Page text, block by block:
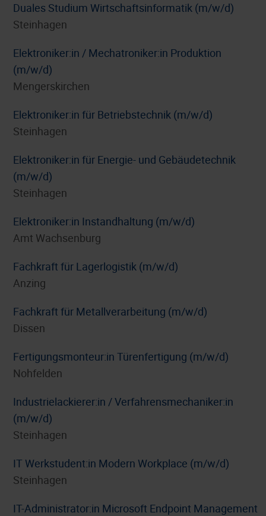
Duales Studium Wirtschaftsinformatik (m/w/d)
Steinhagen
Elektroniker:in / Mechatroniker:in Produktion
(m/w/d)
Mengerskirchen
Elektroniker:in für Betriebstechnik (m/w/d)
Steinhagen
Elektroniker:in für Energie- und Gebäudetechnik
(m/w/d)
Steinhagen
Elektroniker:in Instandhaltung (m/w/d)
Amt Wachsenburg
Fachkraft für Lagerlogistik (m/w/d)
Anzing
Fachkraft für Metallverarbeitung (m/w/d)
Dissen
Fertigungsmonteur:in Türenfertigung (m/w/d)
Nohfelden
Industrielackierer:in / Verfahrensmechaniker:in
(m/w/d)
Steinhagen
IT Werkstudent:in Modern Workplace (m/w/d)
Steinhagen
IT-Administrator:in Microsoft Endpoint Management